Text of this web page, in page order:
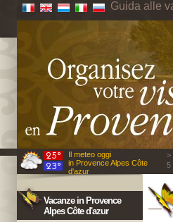
Guida alle
Il meteo oggi
in Provence Alpes Côte
d'azur
>
5
Vacanze in Provence
Alpes Côte d'azur